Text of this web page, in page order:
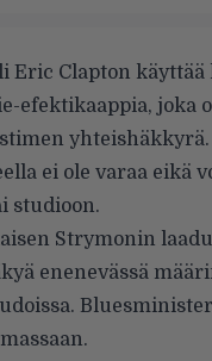
Eric Clapton
efektikaappia,
ei ole varaa eikä
studioon.
Strymonin
enenevässä